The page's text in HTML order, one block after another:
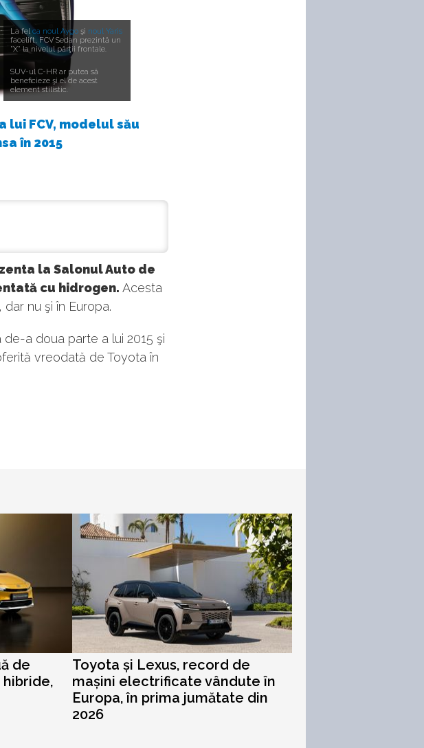
La fel ca noul Aygo şi noul Yaris
facelift, FCV Sedan prezintă un
"X" la nivelul părţii frontale.
SUV-ul C-HR ar putea să
beneficieze şi el de acest
element stilistic.
lui FCV, modelul său
în 2015
la Salonul Auto de
cu hidrogen. Acesta
nu şi în Europa.
de-a doua parte a lui 2015 şi
vreodată de Toyota în
de
Toyota și Lexus, record de
mașini electrificate vândute în
Europa, în prima jumătate din
2026